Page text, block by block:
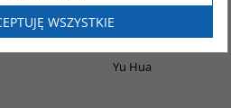
Chiny w dziesięciu
Yu Hua
WSZYSTKIE